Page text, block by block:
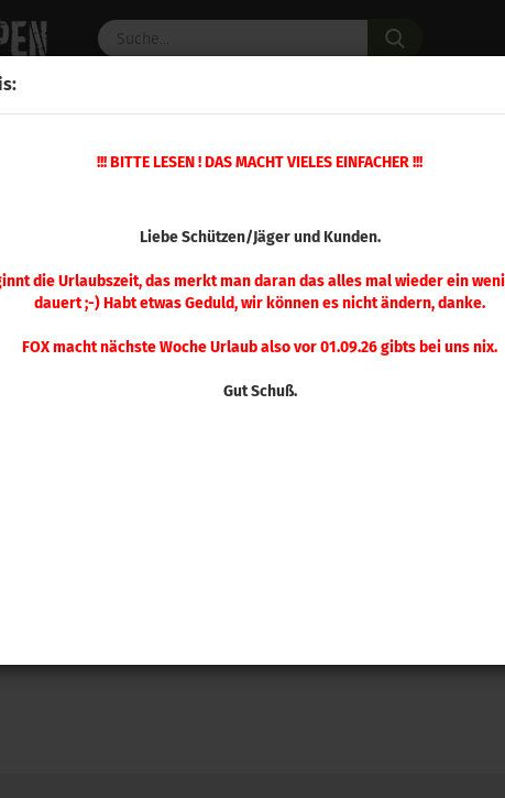
!!! BITTE LESEN ! DAS MACHT VIELES EINFACHER !!!
Liebe Schützen/Jäger und Kunden.
die Urlaubszeit, das merkt man daran das alles mal wieder ein
dauert ;-) Habt etwas Geduld, wir können es nicht ändern, danke.
FOX macht nächste Woche Urlaub also vor 01.09.26 gibts bei uns nix.
Gut Schuß.
Pressen + mehr » RCBS Zündersetz Arm 2